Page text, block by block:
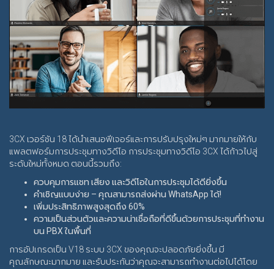
3CX เวอร์ชัน 18 ได้นำเสนอฟีเจอร์และการปรับปรุงใหม่ๆ มากมายให้กับ
แพลตฟอร์มการประชุมทางวิดีโอ การประชุมทางวิดีโอ 3CX ได้ก้าวไปสู่
ระดับใหม่ทั้งหมด ตอนนี้รวมถึง:
ควบคุมการแชท เสียง และวิดีโอในการประชุมได้ดียิ่งขึ้น
คำเชิญแบบง่าย – คุณสามารถส่งผ่าน WhatsApp ได้!
เพิ่มประสิทธิภาพสูงสุดถึง 60%
ความเป็นส่วนตัวและความน่าเชื่อถือที่ดีขึ้นด้วยการประชุมที่ทำงาน
บน PBX ในพื้นที่
การอัปเกรดเป็น V18 ระบบ 3CX ของคุณจะปลอดภัยยิ่งขึ้น มี
คุณลักษณะมากมาย และรับประกันว่าคุณจะสามารถทำงานต่อไปได้โดย